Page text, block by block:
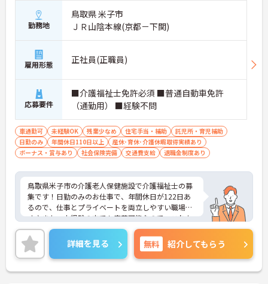
勤務地
鳥取県 米子市
ＪＲ山陰本線(京都－下関)
雇用形態 正社員(正職員)
応募要件
■介護福祉士免許必須 ■普通自動車免許
（通勤用） ■経験不問
車通勤可 未経験OK 残業少なめ 住宅手当・補助
託児所・育児補助
日勤のみ
年間休日110日以上
産休･育休･介護休暇取得実績あり
ボーナス・賞与あり
社会保険完備 交通費支給 退職金制度あり
鳥取県米子市の介護老人保健施設で介護福祉士の募
集です！日勤のみのお仕事で、年間休日が122日あ
るので、仕事とプライベートを両立しやすい職場で
す♪また、未経験の方でも応募可能なので、これか
ら介護業界に挑戦したいという方にピッタリ◎利用
可能な事業所内保育所があるのもうれしいポイント
♪ご興味のある方は、面接ポイントをお伝えします
ので、お気軽にご連絡ください。
詳細を見る 無料 紹介してもらう